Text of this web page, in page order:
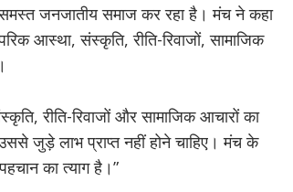
समस्त जनजातीय समाज कर रहा है। मंच ने कहा
आस्था, संस्कृति, रीति-रिवाजों, सामाजिक
रीति-रिवाजों और सामाजिक आचारों का
जुड़े लाभ प्राप्त नहीं होने चाहिए। मंच के
का त्याग है।”